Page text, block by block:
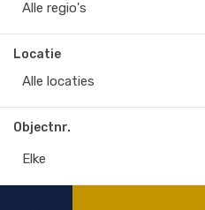
Alle regio's
Locatie
Alle locaties
Objectnr.